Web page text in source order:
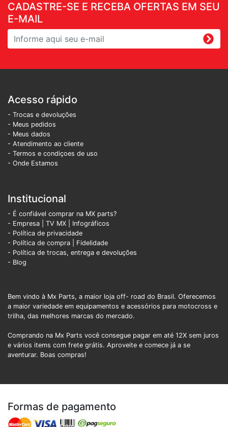
CADASTRE-SE E RECEBA OFERTAS EM SEU
E-MAIL
Acesso rápido
- Trocas e devoluções
- Meus pedidos
- Meus dados
- Atendimento ao cliente
- Termos e condiçoes de uso
- Onde Estamos
Institucional
- É confiável comprar na MX parts?
- Empresa
TV MX
Infográficos
- Política de privacidade
- Política de compra | Fidelidade
- Política de trocas, entrega e devoluções
- Blog
Bem vindo à Mx Parts, a maior loja off- road do Brasil. Oferecemos
a maior variedade em equipamentos e acessórios para motocross e
trilha, das melhores marcas do mercado.
Comprando na Mx Parts você consegue pagar em até 12X sem juros
e vários items com frete grátis. Aproveite e comece já a se
aventurar. Boas compras!
Formas de pagamento